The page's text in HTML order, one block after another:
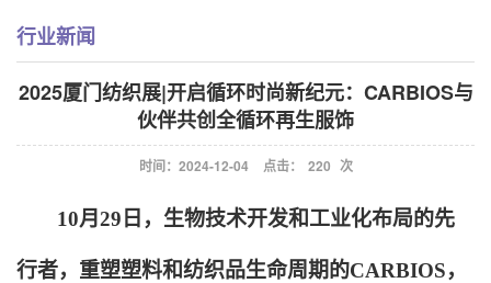
行业新闻
2025厦门纺织展|开启循环时尚新纪元：CARBIOS与
伙伴共创全循环再生服饰
时间：2024-12-04 点击： 220 次
10月29日，生物技术开发和工业化布局的先
行者，重塑塑料和纺织品生命周期的CARBIOS，